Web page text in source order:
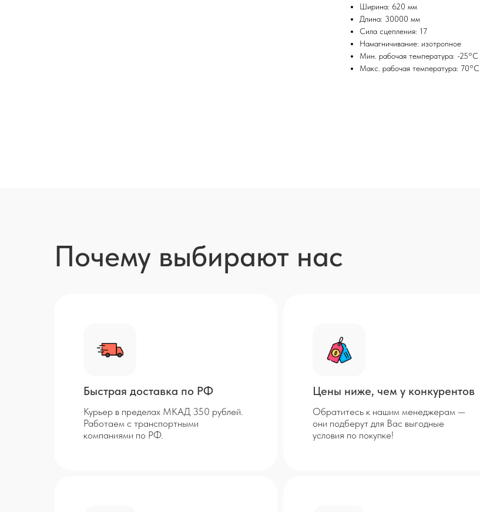
Ширина: 620 мм
Длина: 30000 мм
Сила сцепления: 17
Намагничивание: изотропное
Мин. рабочая температура: -25°C
Макс. рабочая температура: 70°C
Почему выбирают нас
Быстрая доставка по РФ
Курьер в пределах МКАД 350 рублей.
Работаем с транспортными
компаниями по РФ.
Цены ниже, чем у конкурентов
Обратитесь к нашим менеджерам —
они подберут для Вас выгодные
условия по покупке!